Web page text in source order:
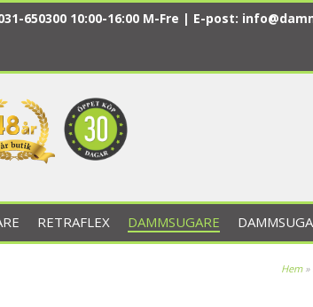
650300 10:00-16:00 M-Fre | E-post:
RETRAFLEX DAMMSUGARE
Hem»